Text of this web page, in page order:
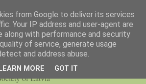
/ Общество азербайджанцев
of Latvia
from Google to deliver its services
Your IP address and user-agent are
along with performance and security
of service, generate usage
and address abuse.
LEARN MORE GOT IT